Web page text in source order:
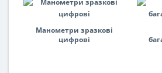
Манометри зразкові
цифрові